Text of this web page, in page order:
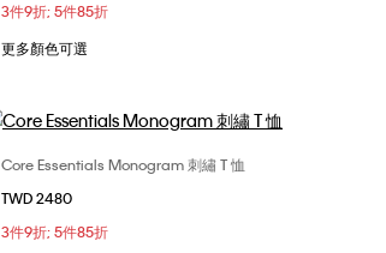
3件9折; 5件85折
更多顏色可選
選擇您的尺碼
XXS
L
Core Essentials Monogram 刺繡 T 恤
TWD 2480
3件9折; 5件85折